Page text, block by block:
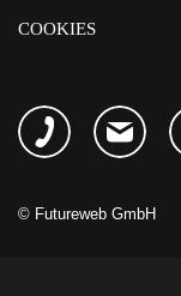
COOKIES
© Futureweb GmbH